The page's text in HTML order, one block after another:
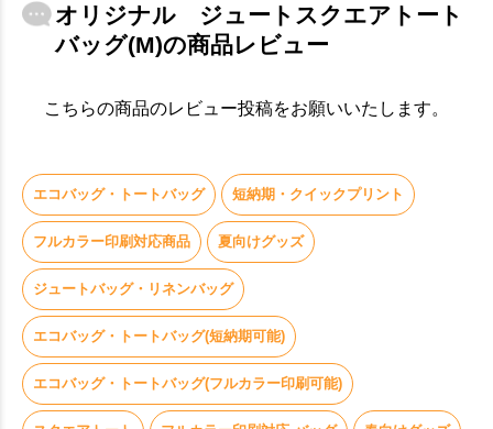
お買い物を続ける カートへ進む
オリジナル ジュートスクエアトート
バッグ(M)の商品レビュー
こちらの商品のレビュー投稿をお願いいたします。
エコバッグ・トートバッグ 短納期・クイックプリント
フルカラー印刷対応商品 夏向けグッズ
ジュートバッグ・リネンバッグ
エコバッグ・トートバッグ(短納期可能)
エコバッグ・トートバッグ(フルカラー印刷可能)